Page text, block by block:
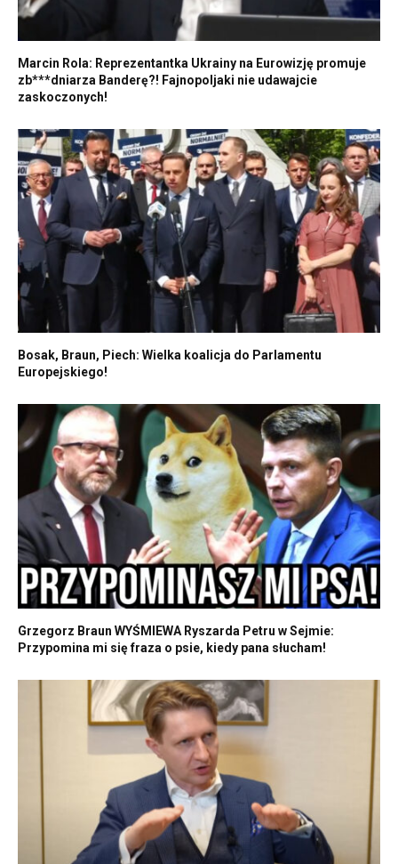
Marcin Rola: Reprezentantka Ukrainy na Eurowizję promuje
zb***dniarza Banderę?! Fajnopoljaki nie udawajcie
zaskoczonych!
Bosak, Braun, Piech: Wielka koalicja do Parlamentu
Europejskiego!
Grzegorz Braun WYŚMIEWA Ryszarda Petru w Sejmie:
Przypomina mi się fraza o psie, kiedy pana słucham!